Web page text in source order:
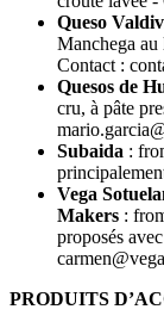
Queso
Manchega
Contact :
Quesos de
cru, à pâte
Subaida :
Vega
Makers :
proposés
PRODUITS